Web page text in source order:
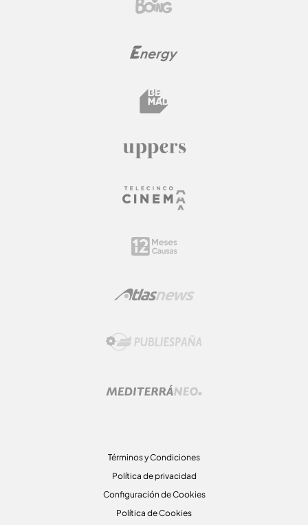
Términos y Condiciones
Política de privacidad
Configuración de Cookies
Política de Cookies